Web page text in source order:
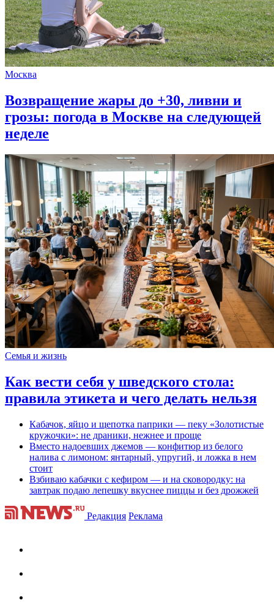
Москва
Возвращение жары до +30, ливни и
грозы: погода в Москве на следующей
неделе
Семья и жизнь
Как вести себя у шведского стола:
правила этикета и чего делать нельзя
Кабачок, яйцо и щепотка паприки — пеку «Золотистые
кружочки»: не драники, нежнее и проще
Вместо надоевших джемов — конфитюр из белого
налива с лимоном: янтарный, упругий, и ложка в нем
стоит
Взбиваю кабачки с кефиром — и на сковородку: на
завтрак подаю лепешку вкуснее пиццы и без дрожжей
Редакция Реклама